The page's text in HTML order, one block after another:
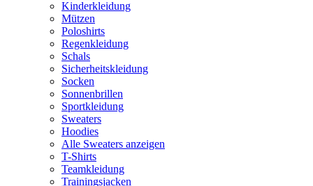
Kinderkleidung
Mützen
Poloshirts
Regenkleidung
Schals
Sicherheitskleidung
Socken
Sonnenbrillen
Sportkleidung
Sweaters
Hoodies
Alle Sweaters anzeigen
T-Shirts
Teamkleidung
Trainingsjacken